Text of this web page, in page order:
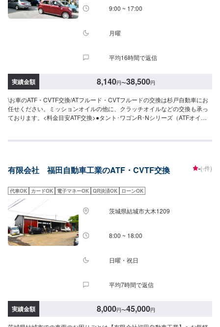
9:00 ~ 17:00
月曜
平均16時間で返信
実績金額 8,140円〜38,500円
\お車のATF・CVTF交換/ATフルード・CVTフルードの交換は杉戸自動車にお
任せください。ミッションオイルの他に、クラッチオイルなどの交換も承っ
ております。<料金目安ATF交換>●タント･ワゴンR･Nシリーズ（ATFオイル
9,350円〜●マークX・オデッセイ・ボクシー（ATFオイル6Lの場合）：
ミッションオイル交換>●国産車：6,600円〜8,250円●その他外車：11,000
輸入車の対応も、クルマの購入もいろいろ、説明力も対応力も！1969年に創
業して以来、50年以上この地でお店を営業させていただいております。チェ
ーン店への加盟、地元の皆様の支えでここまで1歩ずつ成長をさせて頂きまし
た。これからもお客様に笑顔を届けられるよう、新しいお店のオープンも進
んでおります。
有限会社 福田自動車工業のATF・CVTF交換 -(-件)
代車OK カードOK 電子マネーOK QR決済OK ローンOK
茨城県結城市大木1209
8:00 ~ 18:00
日曜・祝日
平均7時間で返信
実績金額 8,000円〜45,000円